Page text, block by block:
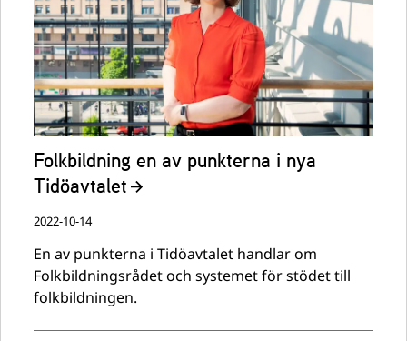
Folkbildning en av punkterna i nya
Tidöavtalet
2022-10-14
En av punkterna i Tidöavtalet handlar om
Folkbildningsrådet och systemet för stödet till
folkbildningen.